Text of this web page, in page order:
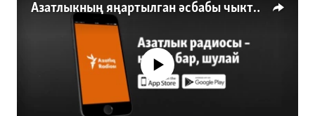
Азатлыкның яңартылган әсбабы чыкты
No media source currently available